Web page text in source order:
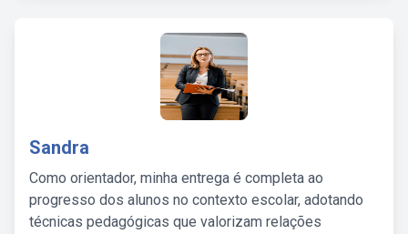
Sandra
Como orientador, minha entrega é completa ao
progresso dos alunos no contexto escolar, adotando
técnicas pedagógicas que valorizam relações